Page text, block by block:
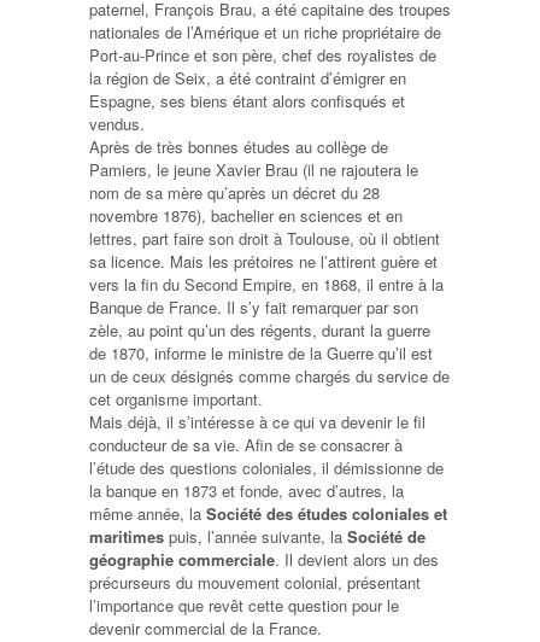
paternel, François Brau, a été capitaine des troupes
nationales de l’Amérique et un riche propriétaire de
Port-au-Prince et son père, chef des royalistes de
la région de Seix, a été contraint d’émigrer en
Espagne, ses biens étant alors confisqués et
vendus.
Après de très bonnes études au collège de
Pamiers, le jeune Xavier Brau (il ne rajoutera le
nom de sa mère qu’après un décret du 28
novembre 1876), bachelier en sciences et en
lettres, part faire son droit à Toulouse, où il obtient
sa licence. Mais les prétoires ne l’attirent guère et
vers la fin du Second Empire, en 1868, il entre à la
Banque de France. Il s’y fait remarquer par son
zèle, au point qu’un des régents, durant la guerre
de 1870, informe le ministre de la Guerre qu’il est
un de ceux désignés comme chargés du service de
cet organisme important.
Mais déjà, il s’intéresse à ce qui va devenir le fil
conducteur de sa vie. Afin de se consacrer à
l’étude des questions coloniales, il démissionne de
la banque en 1873 et fonde, avec d’autres, la
même année, la Société des études coloniales et
maritimes puis, l’année suivante, la Société de
géographie commerciale. Il devient alors un des
précurseurs du mouvement colonial, présentant
l’importance que revêt cette question pour le
devenir commercial de la France.